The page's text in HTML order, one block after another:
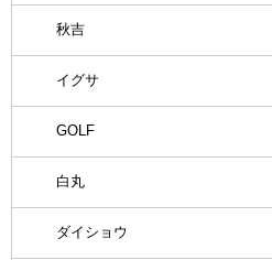
秋吉
イグサ
GOLF
白丸
ダイショウ